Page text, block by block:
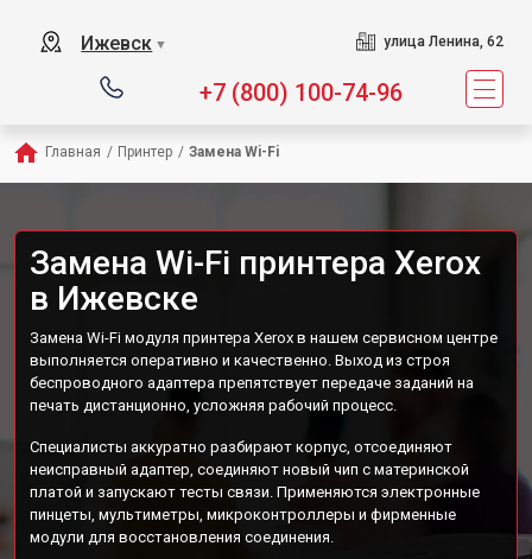
Ижевск ▼ улица Ленина, 62
+7 (800) 100-74-96
Главная / Принтер / Замена Wi-Fi
Замена Wi-Fi принтера Xerox
в Ижевске
Замена Wi-Fi модуля принтера Xerox в нашем сервисном центре
выполняется оперативно и качественно. Выход из строя
беспроводного адаптера препятствует передаче заданий на
печать дистанционно, усложняя рабочий процесс.
Специалисты аккуратно разбирают корпус, отсоединяют
неисправный адаптер, соединяют новый чип с материнской
платой и запускают тесты связи. Применяются электронные
пинцеты, мультиметры, микроконтроллеры и фирменные
модули для восстановления соединения.